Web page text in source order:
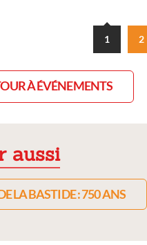
1 2
À ÉVÉNEMENTS
aussi
LA BASTIDE : 750 ANS